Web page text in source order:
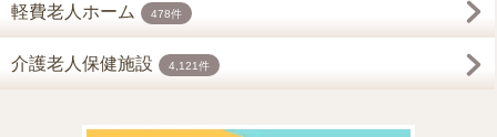
軽費老人ホーム 478件
介護老人保健施設 4,121件